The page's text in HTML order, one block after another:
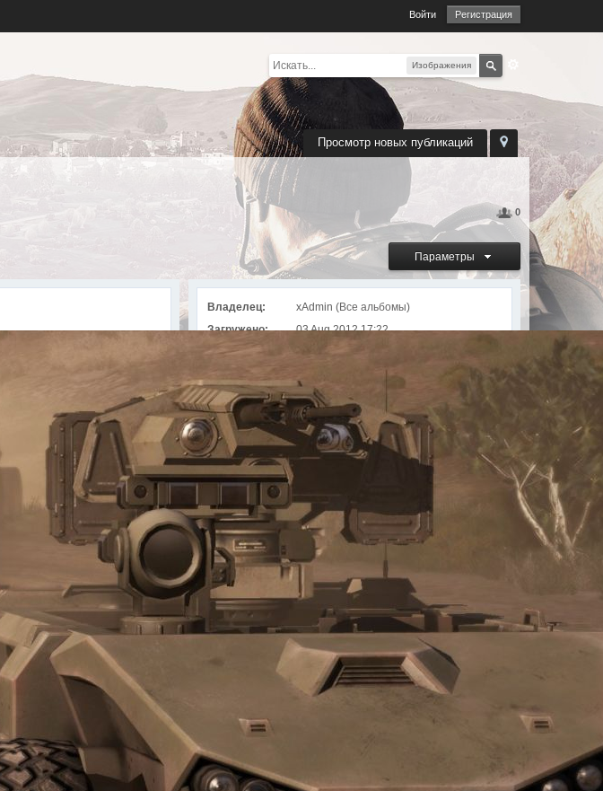
Войти Регистрация
Изображения
Просмотр новых публикаций
0
Параметры
Владелец: xAdmin (Все альбомы)
Загружено:
03 Aug 2012 17:22
Просмотров:
Альбом
Разные скриншоты